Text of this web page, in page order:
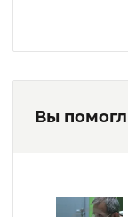
цирка,
по святым
Вы